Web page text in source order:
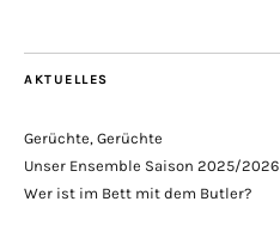
AKTUELLES
Gerüchte, Gerüchte
Unser Ensemble Saison 2025/2026
Wer ist im Bett mit dem Butler?